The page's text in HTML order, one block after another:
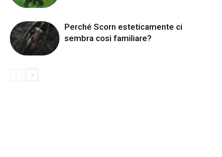
Perché Scorn esteticamente ci
sembra così familiare?